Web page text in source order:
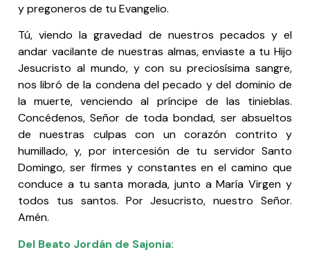
y pregoneros de tu Evangelio.
Tú, viendo la gravedad de nuestros pecados y el
andar vacilante de nuestras almas, enviaste a tu Hijo
Jesucristo al mundo, y con su preciosísima sangre,
nos libró de la condena del pecado y del dominio de
la muerte, venciendo al príncipe de las tinieblas.
Concédenos, Señor de toda bondad, ser absueltos
de nuestras culpas con un corazón contrito y
humillado, y, por intercesión de tu servidor Santo
Domingo, ser firmes y constantes en el camino que
conduce a tu santa morada, junto a María Virgen y
todos tus santos. Por Jesucristo, nuestro Señor.
Amén.
Del Beato Jordán de Sajonia: